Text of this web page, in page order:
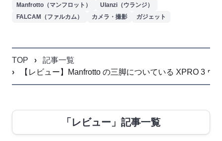
Manfrotto（マンフロット）
Ulanzi（ウランジ）
FALCAM（ファルカム）
カメラ・撮影 ガジェット
TOP
記事一覧
【レビュー】Manfrotto の三脚についている XPRO 3
「レビュー」記事一覧